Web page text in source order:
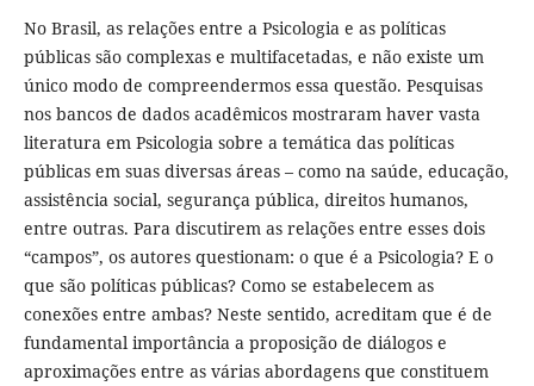
No Brasil, as relações entre a Psicologia e as políticas
públicas são complexas e multifacetadas, e não existe um
único modo de compreendermos essa questão. Pesquisas
nos bancos de dados acadêmicos mostraram haver vasta
literatura em Psicologia sobre a temática das políticas
públicas em suas diversas áreas – como na saúde, educação,
assistência social, segurança pública, direitos humanos,
entre outras. Para discutirem as relações entre esses dois
“campos”, os autores questionam: o que é a Psicologia? E o
que são políticas públicas? Como se estabelecem as
conexões entre ambas? Neste sentido, acreditam que é de
fundamental importância a proposição de diálogos e
aproximações entre as várias abordagens que constituem